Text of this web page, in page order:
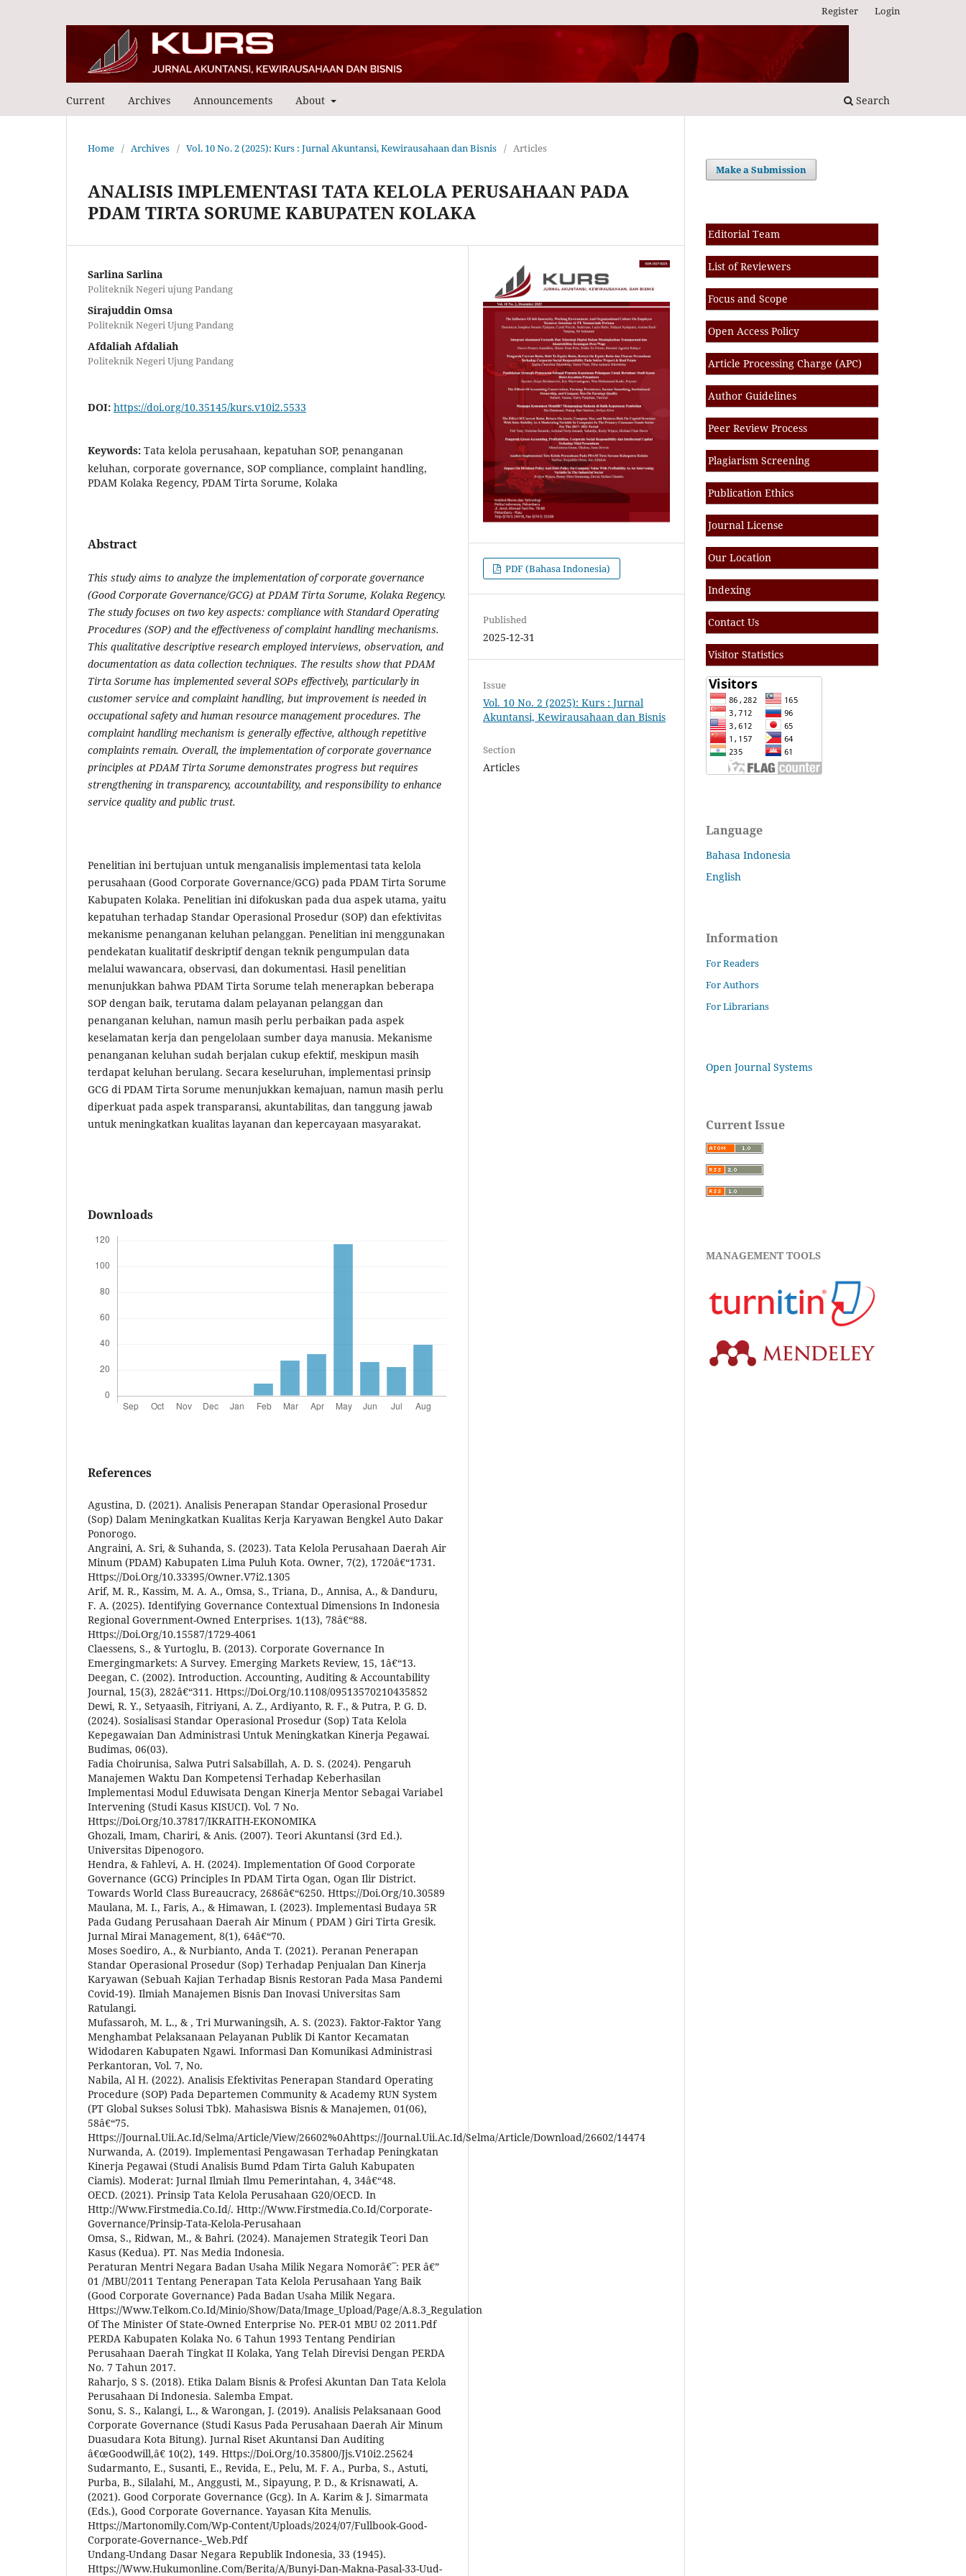
Current Archives Announcements About Search
Register Login
Home / Archives / Vol. 10 No. 2 (2025): Kurs : Jurnal Akuntansi, Kewirausahaan dan Bisnis / Articles
ANALISIS IMPLEMENTASI TATA KELOLA PERUSAHAAN PADA
PDAM TIRTA SORUME KABUPATEN KOLAKA
Sarlina Sarlina
Politeknik Negeri ujung Pandang
Sirajuddin Omsa
Politeknik Negeri Ujung Pandang
Afdaliah Afdaliah
Politeknik Negeri Ujung Pandang
DOI: https://doi.org/10.35145/kurs.v10i2.5533
Keywords: Tata kelola perusahaan, kepatuhan SOP, penanganan
keluhan, corporate governance, SOP compliance, complaint handling,
PDAM Kolaka Regency, PDAM Tirta Sorume, Kolaka
Abstract
This study aims to analyze the implementation of corporate governance
(Good Corporate Governance/GCG) at PDAM Tirta Sorume, Kolaka Regency.
The study focuses on two key aspects: compliance with Standard Operating
Procedures (SOP) and the effectiveness of complaint handling mechanisms.
This qualitative descriptive research employed interviews, observation, and
documentation as data collection techniques. The results show that PDAM
Tirta Sorume has implemented several SOPs effectively, particularly in
customer service and complaint handling, but improvement is needed in
occupational safety and human resource management procedures. The
complaint handling mechanism is generally effective, although repetitive
complaints remain. Overall, the implementation of corporate governance
principles at PDAM Tirta Sorume demonstrates progress but requires
strengthening in transparency, accountability, and responsibility to enhance
service quality and public trust.
Penelitian ini bertujuan untuk menganalisis implementasi tata kelola
perusahaan (Good Corporate Governance/GCG) pada PDAM Tirta Sorume
Kabupaten Kolaka. Penelitian ini difokuskan pada dua aspek utama, yaitu
kepatuhan terhadap Standar Operasional Prosedur (SOP) dan efektivitas
mekanisme penanganan keluhan pelanggan. Penelitian ini menggunakan
pendekatan kualitatif deskriptif dengan teknik pengumpulan data
melalui wawancara, observasi, dan dokumentasi. Hasil penelitian
menunjukkan bahwa PDAM Tirta Sorume telah menerapkan beberapa
SOP dengan baik, terutama dalam pelayanan pelanggan dan
penanganan keluhan, namun masih perlu perbaikan pada aspek
keselamatan kerja dan pengelolaan sumber daya manusia. Mekanisme
penanganan keluhan sudah berjalan cukup efektif, meskipun masih
terdapat keluhan berulang. Secara keseluruhan, implementasi prinsip
GCG di PDAM Tirta Sorume menunjukkan kemajuan, namun masih perlu
diperkuat pada aspek transparansi, akuntabilitas, dan tanggung jawab
untuk meningkatkan kualitas layanan dan kepercayaan masyarakat.
Downloads
References
Agustina, D. (2021). Analisis Penerapan Standar Operasional Prosedur
(Sop) Dalam Meningkatkan Kualitas Kerja Karyawan Bengkel Auto Dakar
Ponorogo.
Angraini, A. Sri, & Suhanda, S. (2023). Tata Kelola Perusahaan Daerah Air
Minum (PDAM) Kabupaten Lima Puluh Kota. Owner, 7(2), 1720â€“1731.
Https://Doi.Org/10.33395/Owner.V7i2.1305
Arif, M. R., Kassim, M. A. A., Omsa, S., Triana, D., Annisa, A., & Danduru,
F. A. (2025). Identifying Governance Contextual Dimensions In Indonesia
Regional Government-Owned Enterprises. 1(13), 78â€“88.
Https://Doi.Org/10.15587/1729-4061
Claessens, S., & Yurtoglu, B. (2013). Corporate Governance In
Emergingmarkets: A Survey. Emerging Markets Review, 15, 1â€“13.
Deegan, C. (2002). Introduction. Accounting, Auditing & Accountability
Journal, 15(3), 282â€“311. Https://Doi.Org/10.1108/09513570210435852
Dewi, R. Y., Setyaasih, Fitriyani, A. Z., Ardiyanto, R. F., & Putra, P. G. D.
(2024). Sosialisasi Standar Operasional Prosedur (Sop) Tata Kelola
Kepegawaian Dan Administrasi Untuk Meningkatkan Kinerja Pegawai.
Budimas, 06(03).
Fadia Choirunisa, Salwa Putri Salsabillah, A. D. S. (2024). Pengaruh
Manajemen Waktu Dan Kompetensi Terhadap Keberhasilan
Implementasi Modul Eduwisata Dengan Kinerja Mentor Sebagai Variabel
Intervening (Studi Kasus KISUCI). Vol. 7 No.
Https://Doi.Org/10.37817/IKRAITH-EKONOMIKA
Ghozali, Imam, Chariri, & Anis. (2007). Teori Akuntansi (3rd Ed.).
Universitas Dipenogoro.
Hendra, & Fahlevi, A. H. (2024). Implementation Of Good Corporate
Governance (GCG) Principles In PDAM Tirta Ogan, Ogan Ilir District.
Towards World Class Bureaucracy, 2686â€“6250. Https://Doi.Org/10.30589
Maulana, M. I., Faris, A., & Himawan, I. (2023). Implementasi Budaya 5R
Pada Gudang Perusahaan Daerah Air Minum ( PDAM ) Giri Tirta Gresik.
Jurnal Mirai Management, 8(1), 64â€“70.
Moses Soediro, A., & Nurbianto, Anda T. (2021). Peranan Penerapan
Standar Operasional Prosedur (Sop) Terhadap Penjualan Dan Kinerja
Karyawan (Sebuah Kajian Terhadap Bisnis Restoran Pada Masa Pandemi
Covid-19). Ilmiah Manajemen Bisnis Dan Inovasi Universitas Sam
Ratulangi.
Mufassaroh, M. L., & , Tri Murwaningsih, A. S. (2023). Faktor-Faktor Yang
Menghambat Pelaksanaan Pelayanan Publik Di Kantor Kecamatan
Widodaren Kabupaten Ngawi. Informasi Dan Komunikasi Administrasi
Perkantoran, Vol. 7, No.
Nabila, Al H. (2022). Analisis Efektivitas Penerapan Standard Operating
Procedure (SOP) Pada Departemen Community & Academy RUN System
(PT Global Sukses Solusi Tbk). Mahasiswa Bisnis & Manajemen, 01(06),
58â€“75.
Https://Journal.Uii.Ac.Id/Selma/Article/View/26602%0Ahttps://Journal.Uii.Ac.Id/Selma/Article/Download/26602/14474
Nurwanda, A. (2019). Implementasi Pengawasan Terhadap Peningkatan
Kinerja Pegawai (Studi Analisis Bumd Pdam Tirta Galuh Kabupaten
Ciamis). Moderat: Jurnal Ilmiah Ilmu Pemerintahan, 4, 34â€“48.
OECD. (2021). Prinsip Tata Kelola Perusahaan G20/OECD. In
Http://Www.Firstmedia.Co.Id/. Http://Www.Firstmedia.Co.Id/Corporate-
Governance/Prinsip-Tata-Kelola-Perusahaan
Omsa, S., Ridwan, M., & Bahri. (2024). Manajemen Strategik Teori Dan
Kasus (Kedua). PT. Nas Media Indonesia.
Peraturan Mentri Negara Badan Usaha Milik Negara Nomorâ€¯: PER â€”
01 /MBU/2011 Tentang Penerapan Tata Kelola Perusahaan Yang Baik
(Good Corporate Governance) Pada Badan Usaha Milik Negara.
Https://Www.Telkom.Co.Id/Minio/Show/Data/Image_Upload/Page/A.8.3_Regulation
Of The Minister Of State-Owned Enterprise No. PER-01 MBU 02 2011.Pdf
PERDA Kabupaten Kolaka No. 6 Tahun 1993 Tentang Pendirian
Perusahaan Daerah Tingkat II Kolaka, Yang Telah Direvisi Dengan PERDA
No. 7 Tahun 2017.
Raharjo, S S. (2018). Etika Dalam Bisnis & Profesi Akuntan Dan Tata Kelola
Perusahaan Di Indonesia. Salemba Empat.
Sonu, S. S., Kalangi, L., & Warongan, J. (2019). Analisis Pelaksanaan Good
Corporate Governance (Studi Kasus Pada Perusahaan Daerah Air Minum
Duasudara Kota Bitung). Jurnal Riset Akuntansi Dan Auditing
â€œGoodwill,â€ 10(2), 149. Https://Doi.Org/10.35800/Jjs.V10i2.25624
Sudarmanto, E., Susanti, E., Revida, E., Pelu, M. F. A., Purba, S., Astuti,
Purba, B., Silalahi, M., Anggusti, M., Sipayung, P. D., & Krisnawati, A.
(2021). Good Corporate Governance (Gcg). In A. Karim & J. Simarmata
(Eds.), Good Corporate Governance. Yayasan Kita Menulis.
Https://Martonomily.Com/Wp-Content/Uploads/2024/07/Fullbook-Good-
Corporate-Governance-_Web.Pdf
Undang-Undang Dasar Negara Republik Indonesia, 33 (1945).
Https://Www.Hukumonline.Com/Berita/A/Bunyi-Dan-Makna-Pasal-33-Uud-
PDF (Bahasa Indonesia)
Published
2025-12-31
Issue
Vol. 10 No. 2 (2025): Kurs : Jurnal
Akuntansi, Kewirausahaan dan Bisnis
Section
Articles
Make a Submission
Editorial Team
List of Reviewers
Focus and Scope
Open Access Policy
Article Processing Charge (APC)
Author Guidelines
Peer Review Process
Plagiarism Screening
Publication Ethics
Journal License
Our Location
Indexing
Contact Us
Visitor Statistics
Language
Bahasa Indonesia
English
Information
For Readers
For Authors
For Librarians
Open Journal Systems
Current Issue
MANAGEMENT TOOLS